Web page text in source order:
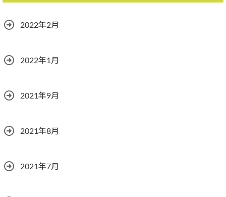
2022年2月
2022年1月
2021年9月
2021年8月
2021年7月